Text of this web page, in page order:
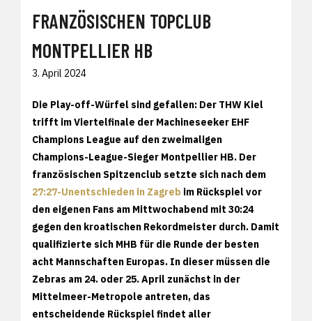
FRANZÖSISCHEN TOPCLUB
MONTPELLIER HB
3. April 2024
Die Play-off-Würfel sind gefallen: Der THW Kiel
trifft im Viertelfinale der Machineseeker EHF
Champions League auf den zweimaligen
Champions-League-Sieger Montpellier HB. Der
französischen Spitzenclub setzte sich nach dem
27:27-Unentschieden in Zagreb im Rückspiel vor
den eigenen Fans am Mittwochabend mit 30:24
gegen den kroatischen Rekordmeister durch. Damit
qualifizierte sich MHB für die Runde der besten
acht Mannschaften Europas. In dieser müssen die
Zebras am 24. oder 25. April zunächst in der
Mittelmeer-Metropole antreten, das
entscheidende Rückspiel findet aller